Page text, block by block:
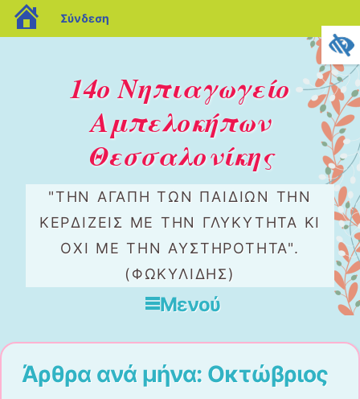
14ο Νηπιαγωγείο
Αμπελοκήπων
Θεσσαλονίκης
"ΤΗΝ ΑΓΆΠΗ ΤΩΝ ΠΑΙΔΙΏΝ ΤΗΝ
ΚΕΡΔΊΖΕΙΣ ΜΕ ΤΗΝ ΓΛΥΚΎΤΗΤΑ ΚΙ
ΌΧΙ ΜΕ ΤΗΝ ΑΥΣΤΗΡΌΤΗΤΑ".
(ΦΩΚΥΛΙΔΗΣ)
Μενού
Άρθρα ανά μήνα: Οκτώβριος
blogs.sch.gr
Σύνδεση